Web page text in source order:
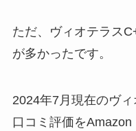
ただ、ヴィオテラス
が多かったです。
2024年7月現在のヴ
口コミ評価を